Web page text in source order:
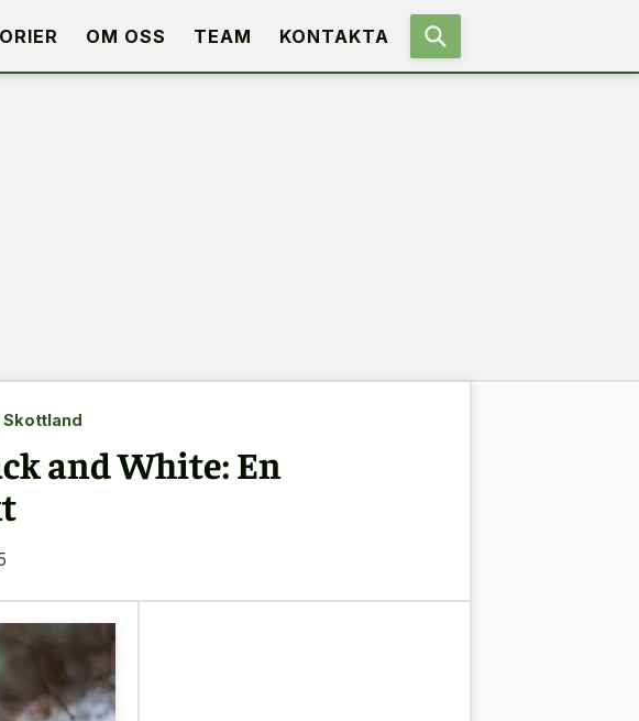
OM OSS TEAM KONTAKTA
Skottland
and White: En